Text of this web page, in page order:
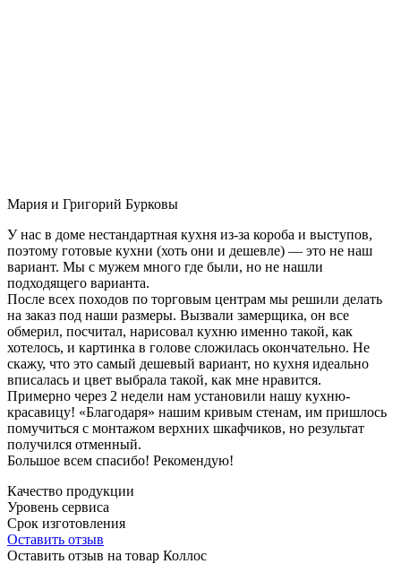
Мария и Григорий Бурковы
У нас в доме нестандартная кухня из-за короба и выступов,
поэтому готовые кухни (хоть они и дешевле) — это не наш
вариант. Мы с мужем много где были, но не нашли
подходящего варианта.
После всех походов по торговым центрам мы решили делать
на заказ под наши размеры. Вызвали замерщика, он все
обмерил, посчитал, нарисовал кухню именно такой, как
хотелось, и картинка в голове сложилась окончательно. Не
скажу, что это самый дешевый вариант, но кухня идеально
вписалась и цвет выбрала такой, как мне нравится.
Примерно через 2 недели нам установили нашу кухню-
красавицу! «Благодаря» нашим кривым стенам, им пришлось
помучиться с монтажом верхних шкафчиков, но результат
получился отменный.
Большое всем спасибо! Рекомендую!
Качество продукции
Уровень сервиса
Срок изготовления
Оставить отзыв
Оставить отзыв на товар Коллос